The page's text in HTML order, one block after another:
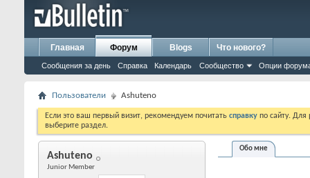
Главная Форум
Сообщения за день Справка Календарь Сообщество Опции
Blogs Что нового?
Пользователи Ashuteno
Если это ваш первый визит, рекомендуем почитать справку по сайту.
выберите раздел.
Ashuteno
Junior Member
Обо мне